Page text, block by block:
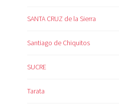
SANTA CRUZ de la Sierra
Santiago de Chiquitos
SUCRE
Tarata